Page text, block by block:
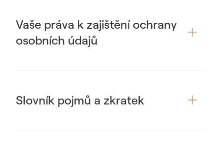
Vaše práva k zajištění ochrany
osobních údajů
Slovník pojmů a zkratek